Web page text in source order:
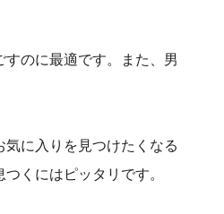
のに最適です。また、男
に入りを見つけたくなる
くにはピッタリです。